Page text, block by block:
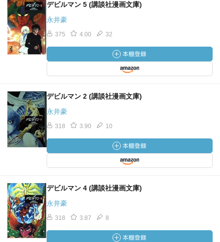
デビルマン 5 (講談社漫画文庫)
永井豪
375 4.00 32
デビルマン 2 (講談社漫画文庫)
永井豪
318 3.90 10
デビルマン 4 (講談社漫画文庫)
永井豪
318 3.87 8